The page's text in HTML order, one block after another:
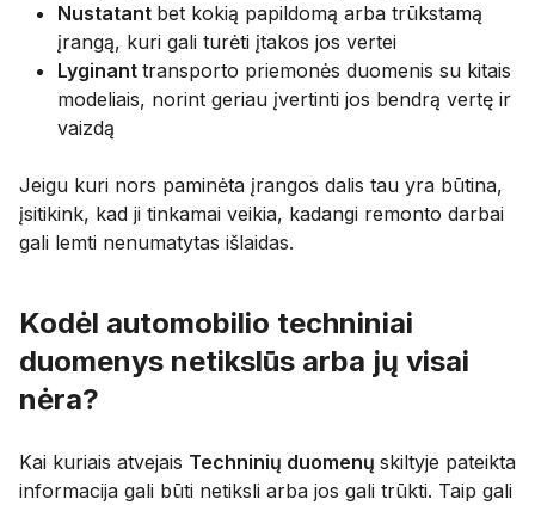
Nustatant bet kokią papildomą arba trūkstamą
įrangą, kuri gali turėti įtakos jos vertei
Lyginant transporto priemonės duomenis su kitais
modeliais, norint geriau įvertinti jos bendrą vertę ir
vaizdą
Jeigu kuri nors paminėta įrangos dalis tau yra būtina,
įsitikink, kad ji tinkamai veikia, kadangi remonto darbai
gali lemti nenumatytas išlaidas.
Kodėl automobilio techniniai
duomenys netikslūs arba jų visai
nėra?
Kai kuriais atvejais Techninių duomenų skiltyje pateikta
informacija gali būti netiksli arba jos gali trūkti. Taip gali